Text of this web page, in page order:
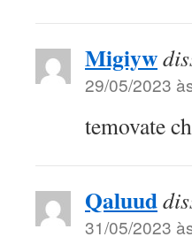
Migiyw
29/05/2023
temovate
Qaluud
31/05/2023